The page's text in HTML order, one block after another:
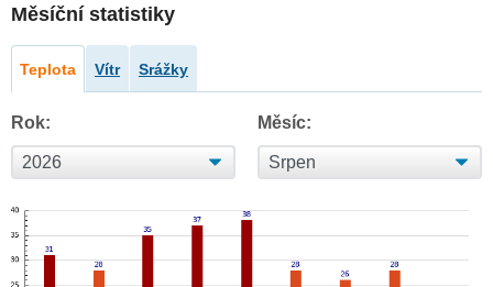
Měsíční statistiky
Teplota Vítr Srážky
Rok: Měsíc: